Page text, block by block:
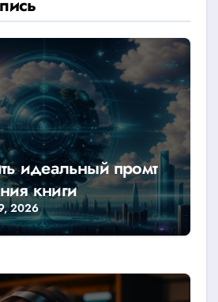
идеальный промт
книги
2026